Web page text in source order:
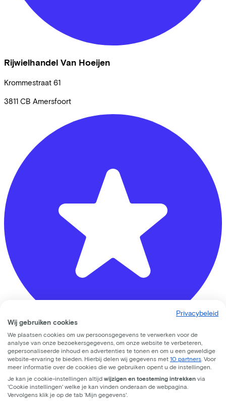
Rijwielhandel Van Hoeijen
Krommestraat 61
3811 CB Amersfoort
Bike Totaal Mastwijk
Oude Brandenburgerweg 4
3721 DX Bilthoven
Privacybeleid
Wij gebruiken cookies
We plaatsen cookies om uw persoonsgegevens te verwerken voor de
analyse van onze bezoekersgegevens, om onze website te verbeteren,
gepersonaliseerde inhoud en advertenties te tonen en om u een geweldige
website-ervaring te bieden. Hierbij delen wij gegevens met 10 partners . Voor
meer informatie over de cookies die we gebruiken opent u de instellingen.
Je kan je cookie-instellingen altijd wijzigen en toesteming intrekken via
'Cookie instellingen' welke je kan vinden onderaan de webpagina.
Vervolgens klik je op de tab ‘Mijn gegevens'.